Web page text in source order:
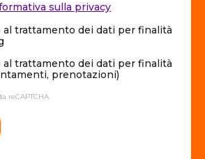
sulla privacy
al trattamento dei dati per finalità
al trattamento dei dati per finalità
prenotazioni)
reCAPTCHA.